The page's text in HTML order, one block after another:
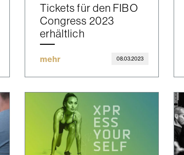
Tickets für den FIBO
Congress 2023
erhältlich
mehr 08.03.2023